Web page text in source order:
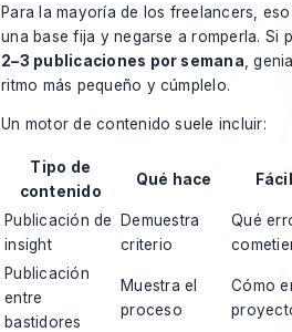
Para la mayoría de los freelancers,
una base fija y negarse a romperla. Si
2–3 publicaciones por semana ,
ritmo más pequeño y cúmplelo.
Un motor de contenido suele incluir:
Tipo de
contenido
Qué hace
Publicación de
insight
Demuestra
criterio
Qué
Publicación
entre
bastidores
Muestra el
proceso
Cómo